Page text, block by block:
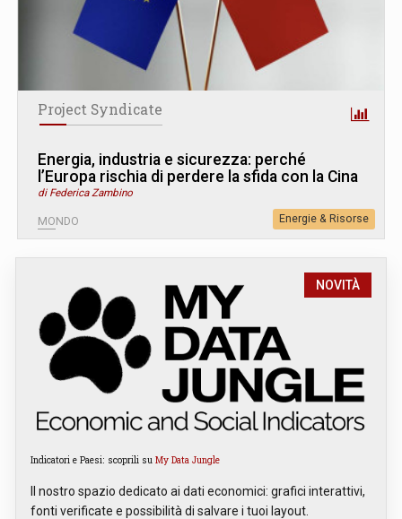
Project Syndicate
Energia, industria e sicurezza: perché
l’Europa rischia di perdere la sfida con la Cina
di Federica Zambino
MONDO Energie & Risorse
NOVITÀ
Indicatori e Paesi: scoprili su My Data Jungle
Il nostro spazio dedicato ai dati economici: grafici interattivi,
fonti verificate e possibilità di salvare i tuoi layout.